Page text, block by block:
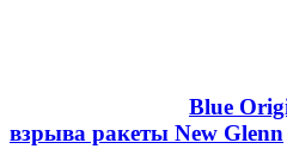
Blue
взрыва ракеты New Glenn